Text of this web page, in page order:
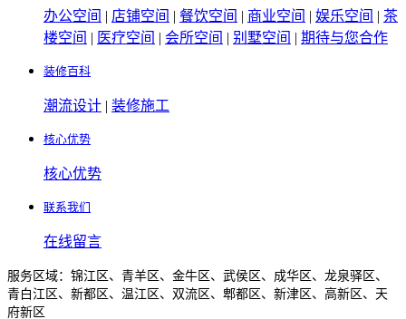
办公空间 | 店铺空间 | 餐饮空间 | 商业空间 | 娱乐空间 | 茶
楼空间 | 医疗空间 | 会所空间 | 别墅空间 | 期待与您合作
装修百科
潮流设计 | 装修施工
核心优势
核心优势
联系我们
在线留言
服务区域：锦江区、青羊区、金牛区、武侯区、成华区、龙泉驿区、
青白江区、新都区、温江区、双流区、郫都区、新津区、高新区、天
府新区